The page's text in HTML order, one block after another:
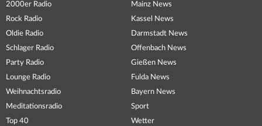
2000er Radio
Rock Radio
Oldie Radio
Schlager Radio
Party Radio
Lounge Radio
Weihnachtsradio
Meditationsradio
Top 40
Mainz News
Kassel News
Darmstadt News
Offenbach News
Gießen News
Fulda News
Bayern News
Sport
Wetter